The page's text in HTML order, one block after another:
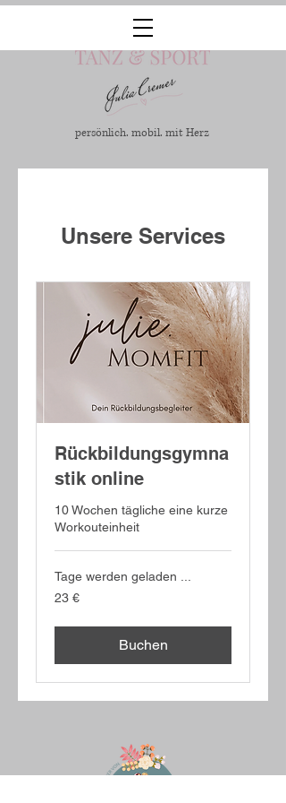
persönlich. mobil. mit Herz
Unsere Services
Rückbildungsgymna
stik online
10 Wochen tägliche eine kurze
Workouteinheit
Tage werden geladen ...
23
Euro
23 €
Buchen